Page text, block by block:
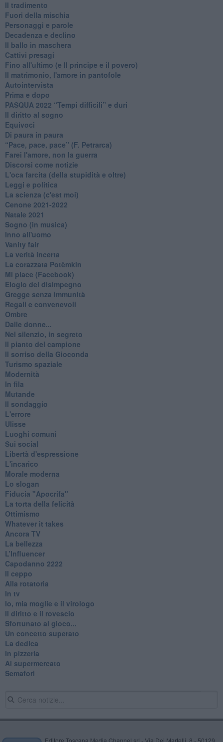
Il tradimento
Fuori della mischia
Personaggi e parole
Decadenza e declino
Il ballo in maschera
Cattivi presagi
Fino all'ultimo (e Il principe e il povero)
Il matrimonio, l'amore in pantofole
Autointervista
Prima e dopo
​PASQUA 2022 “Tempi difficili” e duri
Il diritto al sogno
Equivoci
Di paura in paura
​“Pace, pace, pace” (F. Petrarca)
Farei l'amore, non la guerra
Discorsi come notizie
L'oca farcita (della stupidità e oltre)
Leggi e politica
La scienza (c'est moi)
Cenone 2021-2022
Natale 2021
Sogno (in musica)
Inno all'uomo
Vanity fair
La verità incerta
La corazzata Potëmkin
Mi piace (Facebook)
Elogio del disimpegno
Gregge senza immunità
Regali e convenevoli
Ombre
Dalle donne...
Nel silenzio, in segreto
Il pianto del campione
Il sorriso della Gioconda
Turismo spaziale
Modernità
In fila
Mutande
Il sondaggio
L'errore
Ulisse
Luoghi comuni
Sui social
Libertà d'espressione
L'incarico
Morale moderna
Lo slogan
Fiducia "Apocrifa"
La torta della felicità
Ottimismo
Whatever it takes
Ancora TV
La bellezza
L’Influencer
​Capodanno 2222
Il ceppo
Alla rotatoria
In tv
Io, mia moglie e il virologo
Il diritto e il rovescio
Sfortunato al gioco...
Un concetto superato
La dedica
In pizzeria
Al supermercato
Semafori
Editore Toscana Media Channel srl - Via Dei Martelli, 8 - 50129